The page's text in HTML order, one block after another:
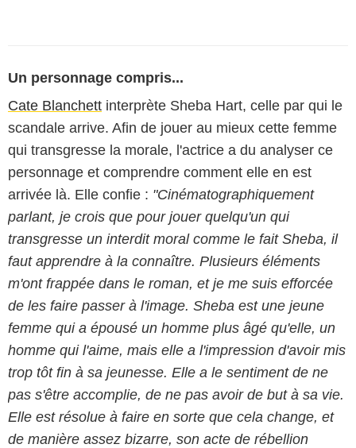
Un personnage compris...
Cate Blanchett interprète Sheba Hart, celle par qui le
scandale arrive. Afin de jouer au mieux cette femme
qui transgresse la morale, l'actrice a du analyser ce
personnage et comprendre comment elle en est
arrivée là. Elle confie : "Cinématographiquement
parlant, je crois que pour jouer quelqu'un qui
transgresse un interdit moral comme le fait Sheba, il
faut apprendre à la connaître. Plusieurs éléments
m'ont frappée dans le roman, et je me suis efforcée
de les faire passer à l'image. Sheba est une jeune
femme qui a épousé un homme plus âgé qu'elle, un
homme qui l'aime, mais elle a l'impression d'avoir mis
trop tôt fin à sa jeunesse. Elle a le sentiment de ne
pas s'être accomplie, de ne pas avoir de but à sa vie.
Elle est résolue à faire en sorte que cela change, et
de manière assez bizarre, son acte de rébellion